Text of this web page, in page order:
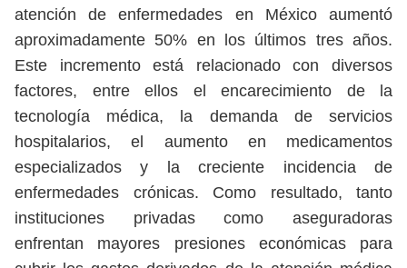
atención de enfermedades en México aumentó
aproximadamente 50% en los últimos tres años.
Este incremento está relacionado con diversos
factores, entre ellos el encarecimiento de la
tecnología médica, la demanda de servicios
hospitalarios, el aumento en medicamentos
especializados y la creciente incidencia de
enfermedades crónicas. Como resultado, tanto
instituciones privadas como aseguradoras
enfrentan mayores presiones económicas para